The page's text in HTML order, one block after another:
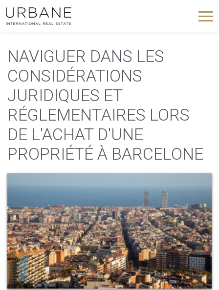
NAVIGUER DANS LES
CONSIDÉRATIONS
JURIDIQUES ET
RÉGLEMENTAIRES LORS
DE L'ACHAT D'UNE
PROPRIÉTÉ À BARCELONE